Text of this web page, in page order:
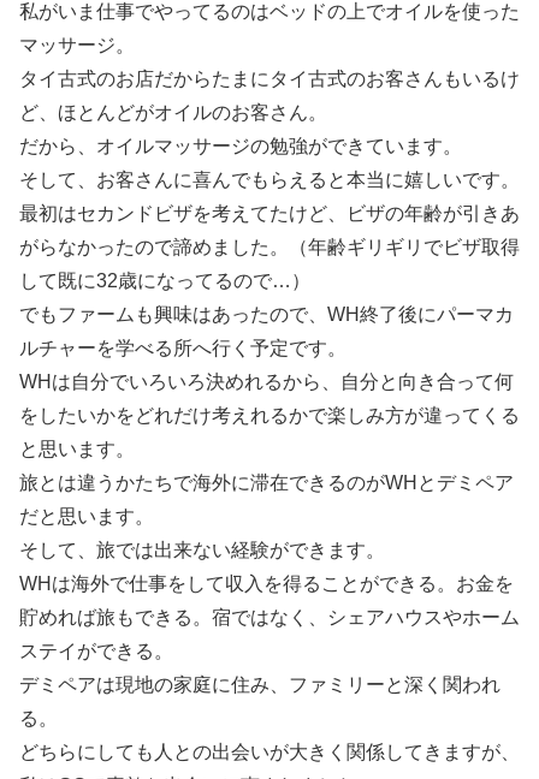
私がいま仕事でやってるのはベッドの上でオイルを使った
マッサージ。
タイ古式のお店だからたまにタイ古式のお客さんもいるけ
ど、ほとんどがオイルのお客さん。
だから、オイルマッサージの勉強ができています。
そして、お客さんに喜んでもらえると本当に嬉しいです。
最初はセカンドビザを考えてたけど、ビザの年齢が引きあ
がらなかったので諦めました。（年齢ギリギリでビザ取得
して既に32歳になってるので…）
でもファームも興味はあったので、WH終了後にパーマカ
ルチャーを学べる所へ行く予定です。
WHは自分でいろいろ決めれるから、自分と向き合って何
をしたいかをどれだけ考えれるかで楽しみ方が違ってくる
と思います。
旅とは違うかたちで海外に滞在できるのがWHとデミペア
だと思います。
そして、旅では出来ない経験ができます。
WHは海外で仕事をして収入を得ることができる。お金を
貯めれば旅もできる。宿ではなく、シェアハウスやホーム
ステイができる。
デミペアは現地の家庭に住み、ファミリーと深く関われ
る。
どちらにしても人との出会いが大きく関係してきますが、